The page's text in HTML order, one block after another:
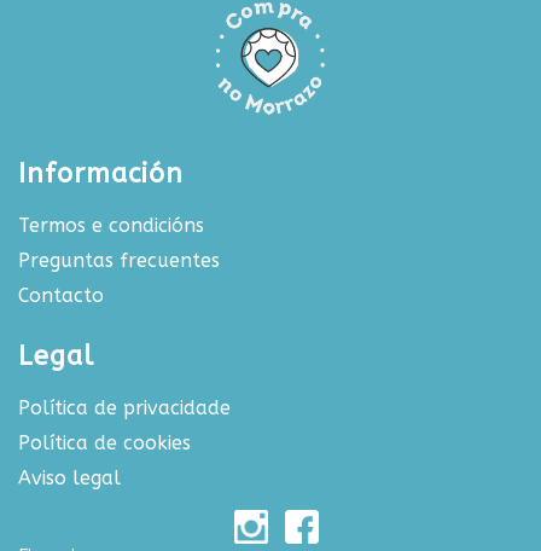
Información
Termos e condicións
Preguntas frecuentes
Contacto
Legal
Política de privacidade
Política de cookies
Aviso legal